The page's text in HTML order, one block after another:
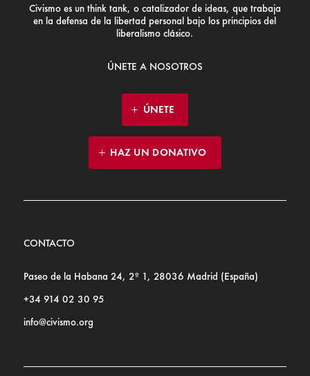
Civismo es un think tank, o catalizador de ideas, que trabaja
en la defensa de la libertad personal bajo los principios del
liberalismo clásico.
ÚNETE A NOSOTROS
ÚNETE
HAZ UN DONATIVO
CONTACTO
Paseo de la Habana 24, 2º 1, 28036 Madrid (España)
+34 914 02 30 95
info@civismo.org